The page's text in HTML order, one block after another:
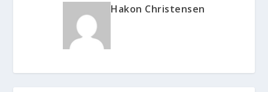
Hakon Christensen